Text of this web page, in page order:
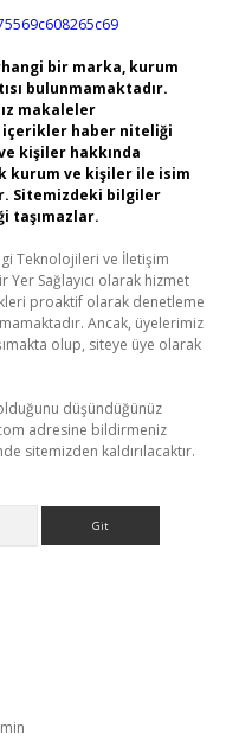
bir marka, kurum
bulunmamaktadır.
makaleler
içerikler haber niteliği
kişiler hakkında
kurum ve kişiler ile isim
Sitemizdeki bilgiler
taşımazlar.
Teknolojileri ve İletişim
Yer Sağlayıcı olarak hizmet
proaktif olarak denetleme
Ancak, üyelerimiz
olup, siteye üye olarak
düşündüğünüz
adresine bildirmeniz
sitemizden kaldırılacaktır.